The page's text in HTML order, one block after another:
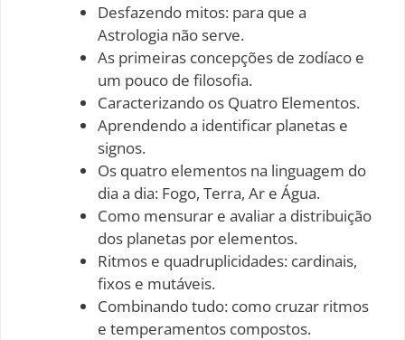
Desfazendo mitos: para que a
Astrologia não serve.
As primeiras concepções de zodíaco e
um pouco de filosofia.
Caracterizando os Quatro Elementos.
Aprendendo a identificar planetas e
signos.
Os quatro elementos na linguagem do
dia a dia: Fogo, Terra, Ar e Água.
Como mensurar e avaliar a distribuição
dos planetas por elementos.
Ritmos e quadruplicidades: cardinais,
fixos e mutáveis.
Combinando tudo: como cruzar ritmos
e temperamentos compostos.